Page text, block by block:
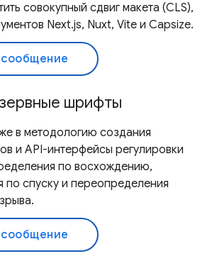
совокупный сдвиг макета (CLS),
Next.js, Nuxt, Vite и Capsize.
шрифты
в методологию создания
и API-интерфейсы регулировки
по восхождению,
по спуску и переопределения